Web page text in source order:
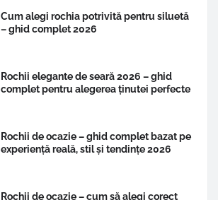
Cum alegi rochia potrivită pentru siluetă
– ghid complet 2026
Rochii elegante de seară 2026 – ghid
complet pentru alegerea ținutei perfecte
Rochii de ocazie – ghid complet bazat pe
experiență reală, stil și tendințe 2026
Rochii de ocazie – cum să alegi corect